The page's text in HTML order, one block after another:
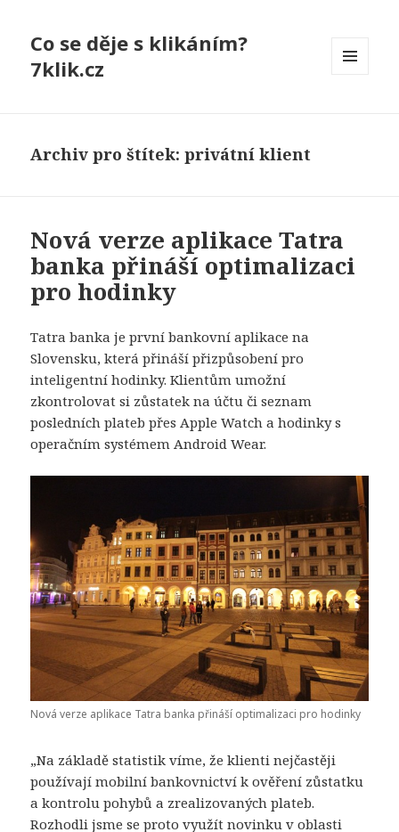
Co se děje s klikáním?
7klik.cz
Archiv pro štítek: privátní klient
Nová verze aplikace Tatra
banka přináší optimalizaci
pro hodinky
Tatra banka je první bankovní aplikace na
Slovensku, která přináší přizpůsobení pro
inteligentní hodinky. Klientům umožní
zkontrolovat si zůstatek na účtu či seznam
posledních plateb přes Apple Watch a hodinky s
operačním systémem Android Wear.
Nová verze aplikace Tatra banka přináší optimalizaci pro hodinky
„Na základě statistik víme, že klienti nejčastěji
používají mobilní bankovnictví k ověření zůstatku
a kontrolu pohybů a zrealizovaných plateb.
Rozhodli jsme se proto využít novinku v oblasti